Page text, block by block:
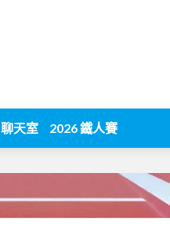
聊天室 2026 鐵人賽